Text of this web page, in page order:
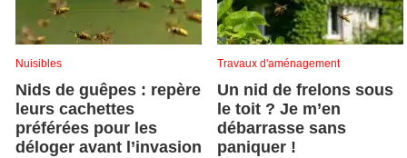
Nuisibles
Nids de guêpes : repère
leurs cachettes
préférées pour les
déloger avant l’invasion
Travaux d'aménagement
Un nid de frelons sous
le toit ? Je m’en
débarrasse sans
paniquer !